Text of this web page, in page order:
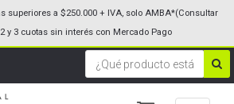
superiores a $250.000 + IVA, solo AMBA*(Consultar
y 3 cuotas sin interés con Mercado Pago